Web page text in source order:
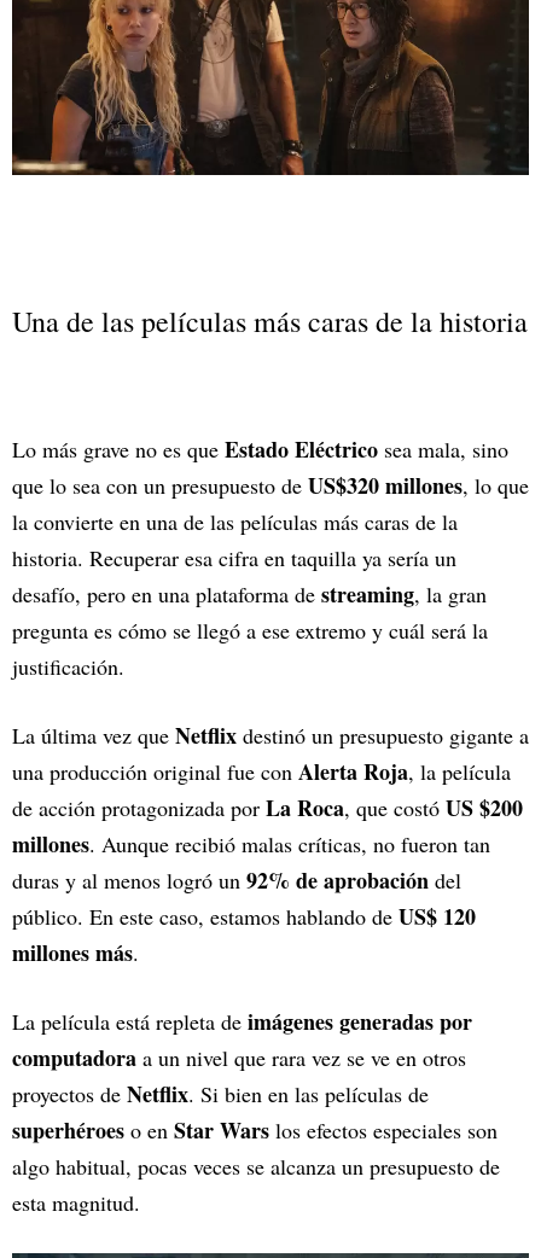
Una de las películas más caras de la historia
Lo más grave no es que Estado Eléctrico sea mala, sino
que lo sea con un presupuesto de US$320 millones, lo que
la convierte en una de las películas más caras de la
historia. Recuperar esa cifra en taquilla ya sería un
desafío, pero en una plataforma de streaming, la gran
pregunta es cómo se llegó a ese extremo y cuál será la
justificación.
La última vez que Netflix destinó un presupuesto gigante a
una producción original fue con Alerta Roja, la película
de acción protagonizada por La Roca, que costó US $200
millones. Aunque recibió malas críticas, no fueron tan
duras y al menos logró un 92% de aprobación del
público. En este caso, estamos hablando de US$ 120
millones más.
La película está repleta de imágenes generadas por
computadora a un nivel que rara vez se ve en otros
proyectos de Netflix. Si bien en las películas de
superhéroes o en Star Wars los efectos especiales son
algo habitual, pocas veces se alcanza un presupuesto de
esta magnitud.